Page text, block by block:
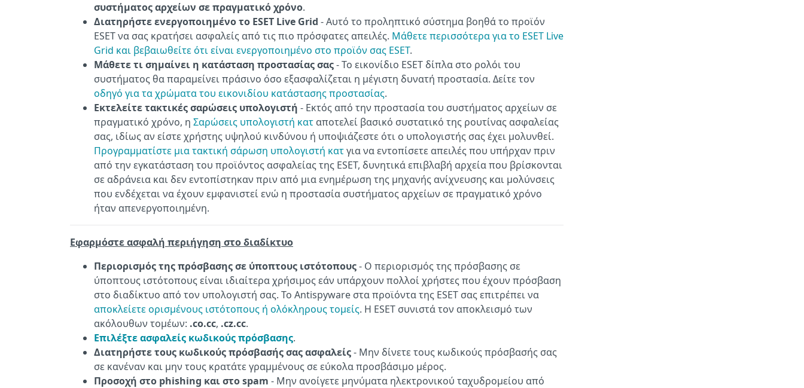
συστήματος αρχείων σε πραγματικό χρόνο.
Διατηρήστε ενεργοποιημένο το ESET Live Grid - Αυτό το προληπτικό σύστημα βοηθά το προϊόν
ESET να σας κρατήσει ασφαλείς από τις πιο πρόσφατες απειλές. Μάθετε περισσότερα για το ESET Live
Grid και βεβαιωθείτε ότι είναι ενεργοποιημένο στο προϊόν σας ESET.
Μάθετε τι σημαίνει η κατάσταση προστασίας σας- Το εικονίδιο ESET δίπλα στο ρολόι του
συστήματος θα παραμείνει πράσινο όσο εξασφαλίζεται η μέγιστη δυνατή προστασία. Δείτε τον
οδηγό για τα χρώματα του εικονιδίου κατάστασης προστασίας.
Εκτελείτε τακτικές σαρώσεις υπολογιστή - Εκτός από την προστασία του συστήματος αρχείων σε
πραγματικό χρόνο, η Σαρώσεις υπολογιστή κατ αποτελεί βασικό συστατικό της ρουτίνας ασφαλείας
σας, ιδίως αν είστε χρήστης υψηλού κινδύνου ή υποψιάζεστε ότι ο υπολογιστής σας έχει μολυνθεί.
Προγραμματίστε μια τακτική σάρωση υπολογιστή κατγια να εντοπίσετε απειλές που υπήρχαν πριν
από την εγκατάσταση του προϊόντος ασφαλείας της ESET, δυνητικά επιβλαβή αρχεία που βρίσκονται
σε αδράνεια και δεν εντοπίστηκαν πριν από μια ενημέρωση της μηχανής ανίχνευσης και μολύνσεις
που ενδέχεται να έχουν εμφανιστεί ενώ η προστασία συστήματος αρχείων σε πραγματικό χρόνο
ήταν απενεργοποιημένη.
Εφαρμόστε ασφαλή περιήγηση στο διαδίκτυο
Περιορισμός της πρόσβασης σε ύποπτους ιστότοπους- Ο περιορισμός της πρόσβασης σε
ύποπτους ιστότοπους είναι ιδιαίτερα χρήσιμος εάν υπάρχουν πολλοί χρήστες που έχουν πρόσβαση
στο διαδίκτυο από τον υπολογιστή σας. Το Antispyware στα προϊόντα της ESET σας επιτρέπει να
αποκλείετε ορισμένους ιστότοπους ή ολόκληρους τομείς. Η ESET συνιστά τον αποκλεισμό των
ακόλουθων τομέων: .co.cc, .cz.cc.
Επιλέξτε ασφαλείς κωδικούς πρόσβασης.
Διατηρήστε τους κωδικούς πρόσβασής σας ασφαλείς- Μην δίνετε τους κωδικούς πρόσβασής σας
σε κανέναν και μην τους κρατάτε γραμμένους σε εύκολα προσβάσιμο μέρος.
Προσοχή στο phishing και στο spam - Μην ανοίγετε μηνύματα ηλεκτρονικού ταχυδρομείου από